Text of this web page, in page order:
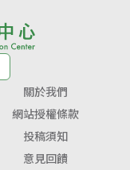
關於我們
網站授權條款
投稿須知
意見回饋